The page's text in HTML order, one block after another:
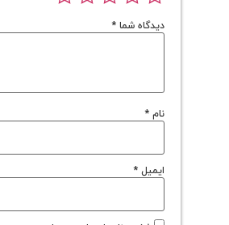
دیدگاه شما *
نام *
ایمیل *